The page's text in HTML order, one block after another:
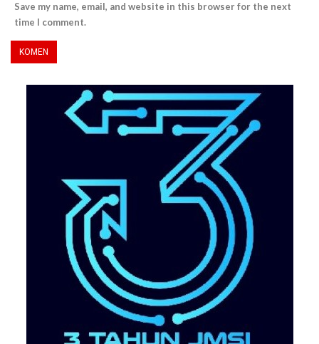
Save my name, email, and website in this browser for the next
time I comment.